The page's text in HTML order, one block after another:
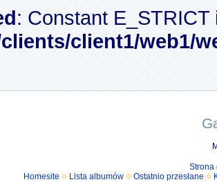
: Constant
client1/web1/
Strona
Homesite
Lista albumów Ostatnio przesłane